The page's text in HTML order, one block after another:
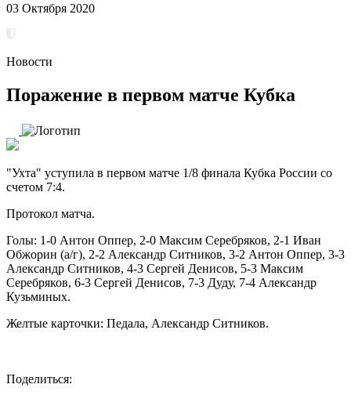
03 Октября 2020
Новости
Поражение в первом матче Кубка
"Ухта" уступила в первом матче 1/8 финала Кубка России со
счетом 7:4.
Протокол матча.
Голы: 1-0 Антон Оппер, 2-0 Максим Серебряков, 2-1 Иван
Обжорин (а/г), 2-2 Александр Ситников, 3-2 Антон Оппер, 3-3
Александр Ситников, 4-3 Сергей Денисов, 5-3 Максим
Серебряков, 6-3 Сергей Денисов, 7-3 Дуду, 7-4 Александр
Кузьминых.
Желтые карточки: Педала, Александр Ситников.
Поделиться: